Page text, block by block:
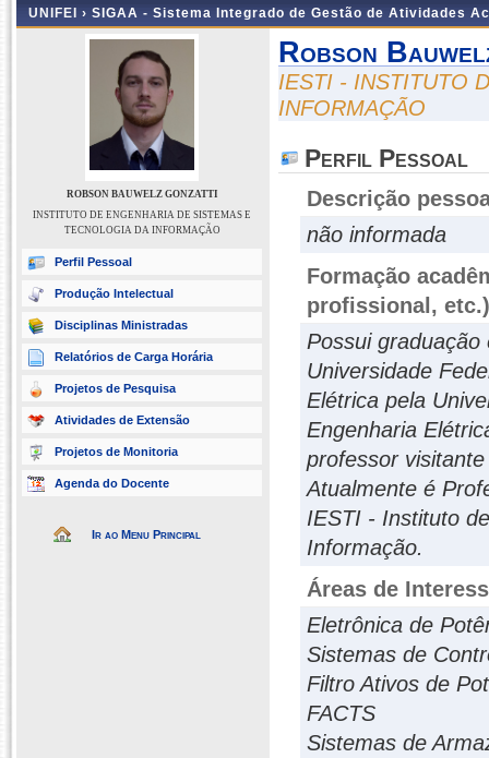
UNIFEI › SIGAA - Sistema Integrado de Gestão de Atividades
ROBSON BAUWELZ GONZATTI
INSTITUTO DE ENGENHARIA DE SISTEMAS E
TECNOLOGIA DA INFORMAÇÃO
Perfil Pessoal
Produção Intelectual
Disciplinas Ministradas
Relatórios de Carga Horária
Projetos de Pesquisa
Atividades de Extensão
Projetos de Monitoria
Agenda do Docente
Ir ao Menu Principal
Robson
IESTI - INSTITUTO
INFORMAÇÃO
Perfil Pessoal
Descrição
não informada
Formação
profissional, etc.)
Possui
Universidade
Elétrica pela
Engenharia
professor
Atualmente é
IESTI - Instituto
Informação.
Áreas de
Eletrônica de
Sistemas de
Filtro Ativos de
FACTS
Sistemas de